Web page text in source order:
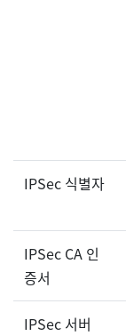
IPSec 식별자
IPSec CA 인
증서
IPSec 서버